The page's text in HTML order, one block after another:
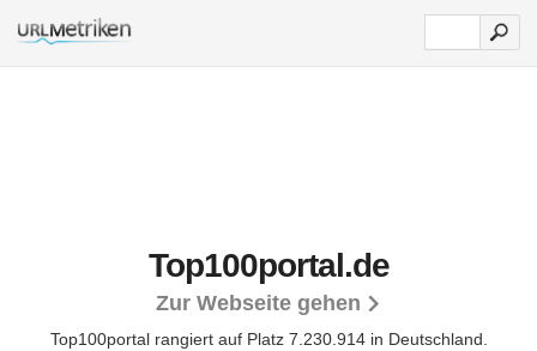
Top100portal.de
Zur Webseite gehen
Top100portal rangiert auf Platz 7.230.914 in Deutschland.